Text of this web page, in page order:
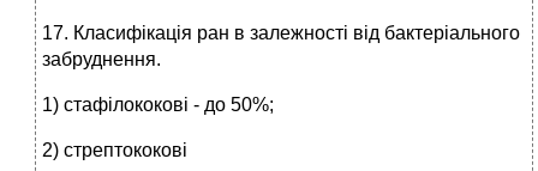
17. Класифікація ран в залежності від бактеріального
забруднення.
1) стафілококові - до 50%;
2) стрептококові